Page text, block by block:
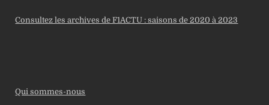
Consultez les archives de F1ACTU : saisons de 2020 à 2023
Qui sommes-nous